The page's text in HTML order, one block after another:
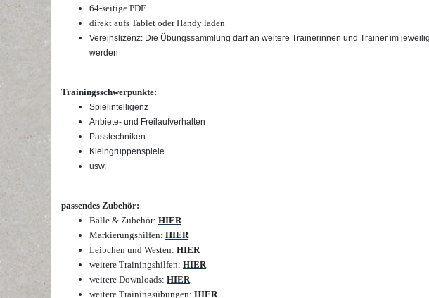
64-seitige PDF
direkt aufs Tablet oder Handy laden
Vereinslizenz: Die Übungssammlung darf an weitere Trainerinnen und Trainer im
werden
Trainingsschwerpunkte:
Spielintelligenz
Anbiete- und Freilaufverhalten
Passtechniken
Kleingruppenspiele
usw.
passendes Zubehör:
Bälle & Zubehör: HIER
Markierungshilfen: HIER
Leibchen und Westen: HIER
weitere Trainingshilfen: HIER
weitere Downloads: HIER
weitere Trainingsübungen: HIER